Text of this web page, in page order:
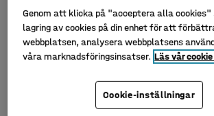
Genom att klicka på "acceptera alla
lagring av cookies på din enhet för att
webbplatsen, analysera webbplatsens
våra marknadsföringsinsatser. Läs vår
Cookie-inställningar